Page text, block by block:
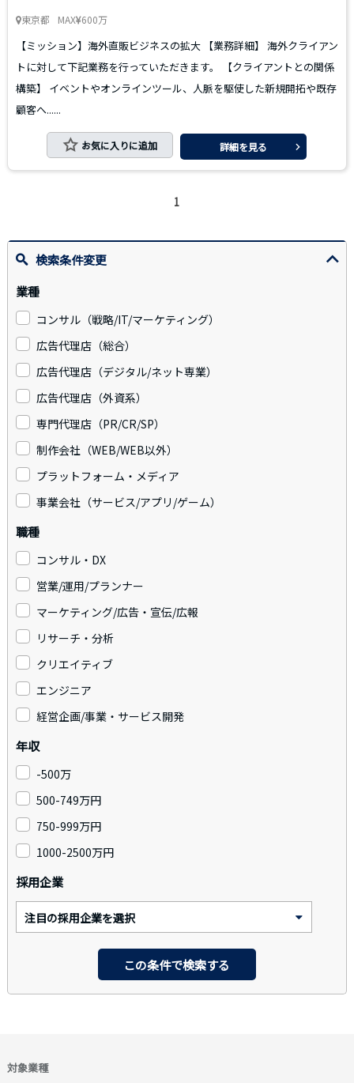
東京都 MAX 600万
【ミッション】海外直販ビジネスの拡大 【業務詳細】 海外クライアン
トに対して下記業務を行っていただきます。 【クライアントとの関係
構築】 イベントやオンラインツール、人脈を駆使した新規開拓や既存
顧客へ......
お気に入りに追加 詳細を見る
1
検索条件変更
業種
コンサル（戦略/IT/マーケティング）
広告代理店（総合）
広告代理店（デジタル/ネット専業）
広告代理店（外資系）
専門代理店（PR/CR/SP）
制作会社（WEB/WEB以外）
プラットフォーム・メディア
事業会社（サービス/アプリ/ゲーム）
職種
コンサル・DX
営業/運用/プランナー
マーケティング/広告・宣伝/広報
リサーチ・分析
クリエイティブ
エンジニア
経営企画/事業・サービス開発
年収
-500万
500-749万円
750-999万円
1000-2500万円
採用企業
対象業種